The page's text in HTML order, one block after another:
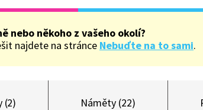
nebo někoho z vašeho okolí?
najdete na stránce Nebuďte na to sami.
(2) Náměty (22)